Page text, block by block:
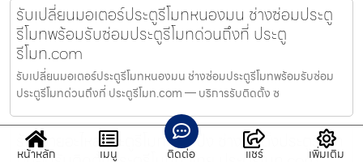
รับเปลี่ยนมอเตอร์ประตูรีโมทหนองมน ช่างซ่อมประตู
รีโมทพร้อมรับซ่อมประตูรีโมทด่วนถึงที่ ประตู
รีโมท.com
รับเปลี่ยนมอเตอร์ประตูรีโมทหนองมน ช่างซ่อมประตูรีโมทพร้อมรับซ่อม
ประตูรีโมทด่วนถึงที่ ประตูรีโมท.com — บริการรับติดตั้ง ซ
ร้านขายอะไหล่ประตูรีโมทห้วยโป่ง ช่างติดตั้งประตูรีโมท
หน้าหลัก เมนู ติดต่อ แชร์ เพิ่มเติม